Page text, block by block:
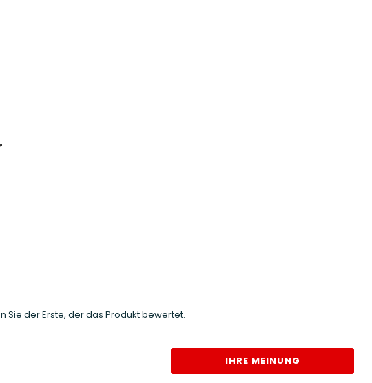
Sie der Erste, der das Produkt bewertet.
IHRE MEINUNG